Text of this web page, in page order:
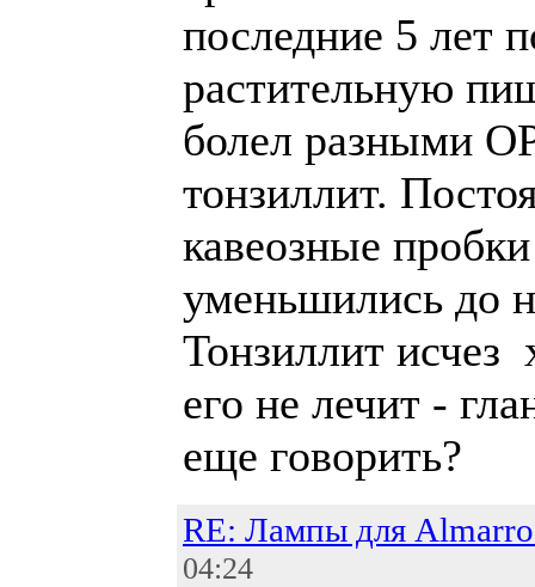
последние 5 лет
растительную
болел разными
тонзиллит.
кавеозные
уменьшились до
Тонзиллит исчез
его не лечит -
еще говорить?
RE: Лампы для
04:24